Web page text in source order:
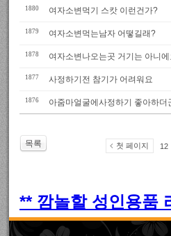
1880 여자소변먹기 스캇 이런건가?
1879 여자소변먹는남자 어떻길래?
1878 여자소변나오는곳 거기는 아니에
1877 사정하기전 참기가 어려워요
1876 아줌마얼굴에사정하기 좋아하더
목록 첫 페이지 12
** 깜놀할 성인용품